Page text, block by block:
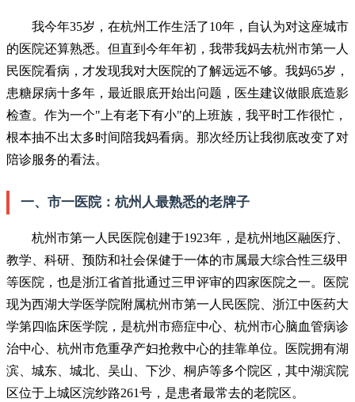
我今年35岁，在杭州工作生活了10年，自认为对这座城市
的医院还算熟悉。但直到今年年初，我带我妈去杭州市第一人
民医院看病，才发现我对大医院的了解远远不够。我妈65岁，
患糖尿病十多年，最近眼底开始出问题，医生建议做眼底造影
检查。作为一个"上有老下有小"的上班族，我平时工作很忙，
根本抽不出太多时间陪我妈看病。那次经历让我彻底改变了对
陪诊服务的看法。
一、市一医院：杭州人最熟悉的老牌子
杭州市第一人民医院创建于1923年，是杭州地区融医疗、
教学、科研、预防和社会保健于一体的市属最大综合性三级甲
等医院，也是浙江省首批通过三甲评审的四家医院之一。医院
现为西湖大学医学院附属杭州市第一人民医院、浙江中医药大
学第四临床医学院，是杭州市癌症中心、杭州市心脑血管病诊
治中心、杭州市危重孕产妇抢救中心的挂靠单位。医院拥有湖
滨、城东、城北、吴山、下沙、桐庐等多个院区，其中湖滨院
区位于上城区浣纱路261号，是患者最常去的老院区。